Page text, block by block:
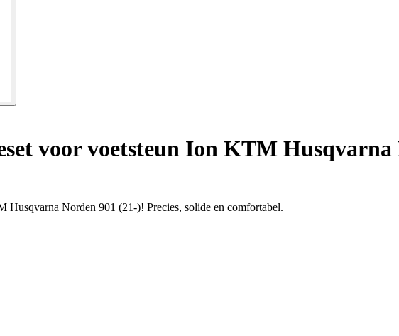
voor voetsteun Ion KTM Husqvarna
Norden 901 (21-)! Precies, solide en comfortabel.